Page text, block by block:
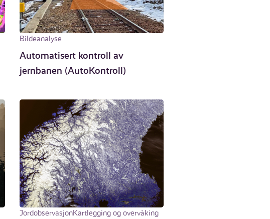
Bildeanalyse
Automatisert kontroll av
jernbanen (AutoKontroll)
JordobservasjonKartlegging og overvåking